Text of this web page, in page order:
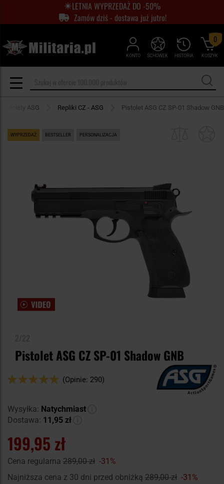
LETNIA WYPRZEDAŻ DO -50%
Zamów dziś - dostawa już jutro!
KONTO HISTORIA
SCHOWEK KOSZYK
0
Pistolety ASG Repliki CZ - ASG Pistolet ASG CZ SP-01 Shadow GNB
WYPRZEDAŻ BESTSELLER PERSONALIZACJA
Pistolet ASG CZ SP-01 Shadow GNB
Ocena:
(Opinie: 290)
Wysyłka: Natychmiast
Dostawa: 11,95 zł
199,95 zł
Cena regularna 289,00 zł -31%
Najniższa cena z 30 dni przed obniżką 289,00 zł -31%